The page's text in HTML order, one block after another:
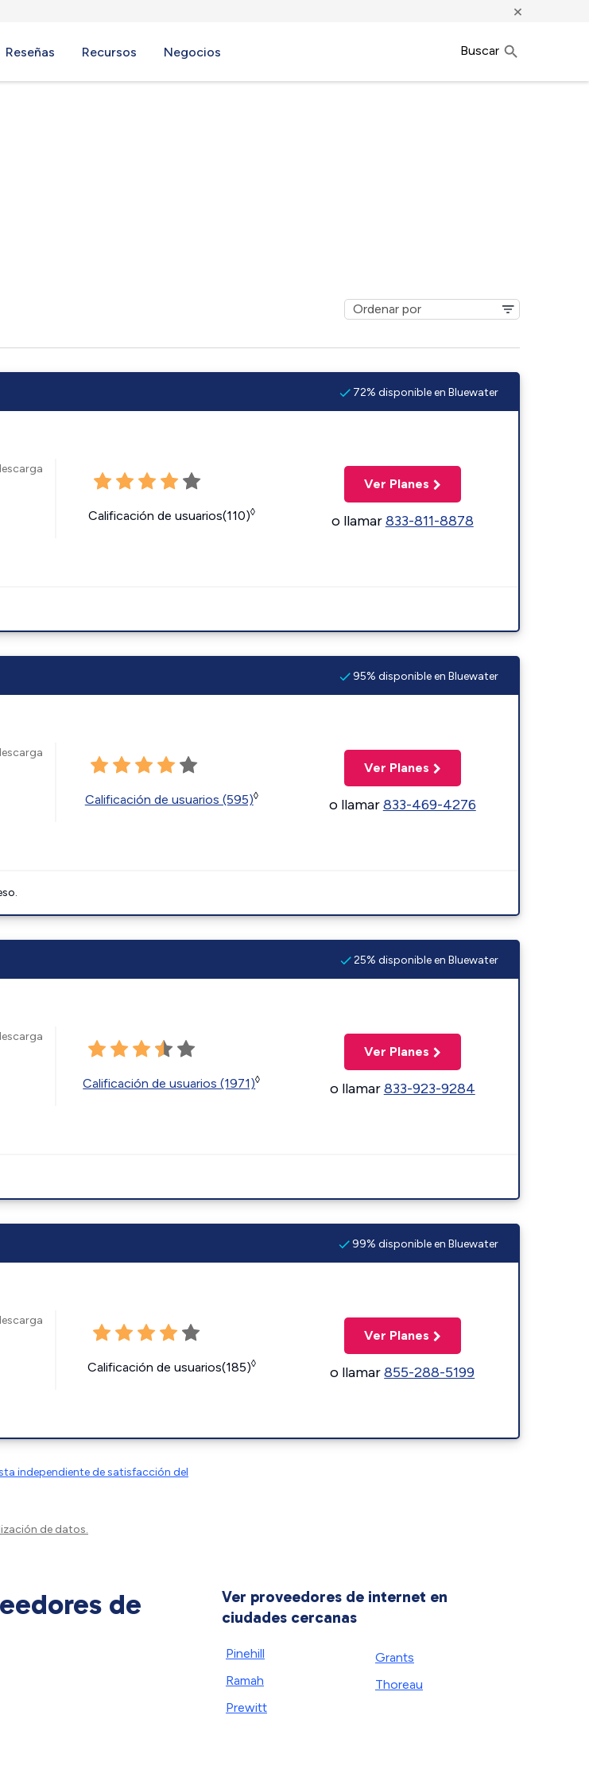
×
Reseñas Recursos Negocios Buscar
72% disponible en Bluewater
Calificación de usuarios(110)◊
Ver Planes
o llamar833-811-8878
95% disponible en Bluewater
Calificación de usuarios (595)◊
Ver Planes
o llamar833-469-4276
25% disponible en Bluewater
Calificación de usuarios (1971)◊
Ver Planes
o llamar833-923-9284
99% disponible en Bluewater
Calificación de usuarios(185)◊
Ver Planes
o llamar855-288-5199
independiente de satisfacción del
de datos.
de
Ver proveedores de internet en
ciudades cercanas
Pinehill
Ramah
Prewitt
Grants
Thoreau